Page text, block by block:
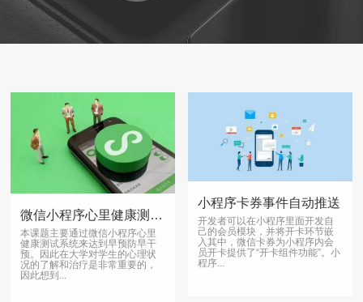
微信小程序心里健康测试系统开发条件
本课题主要通过微信小程序心里
健康测试系统来达到早预防早干
预。因此在大学对学生的心理状
况的了解和治疗是非常重要的，
因此想到...
小程序卡券事件自动推送
开发者可以在小程序里面开发自
己的会员模块，并将开卡环节嵌
入其中，微信卡券为小程序内会
员开卡提供了“开卡组件功能”。小
程序...